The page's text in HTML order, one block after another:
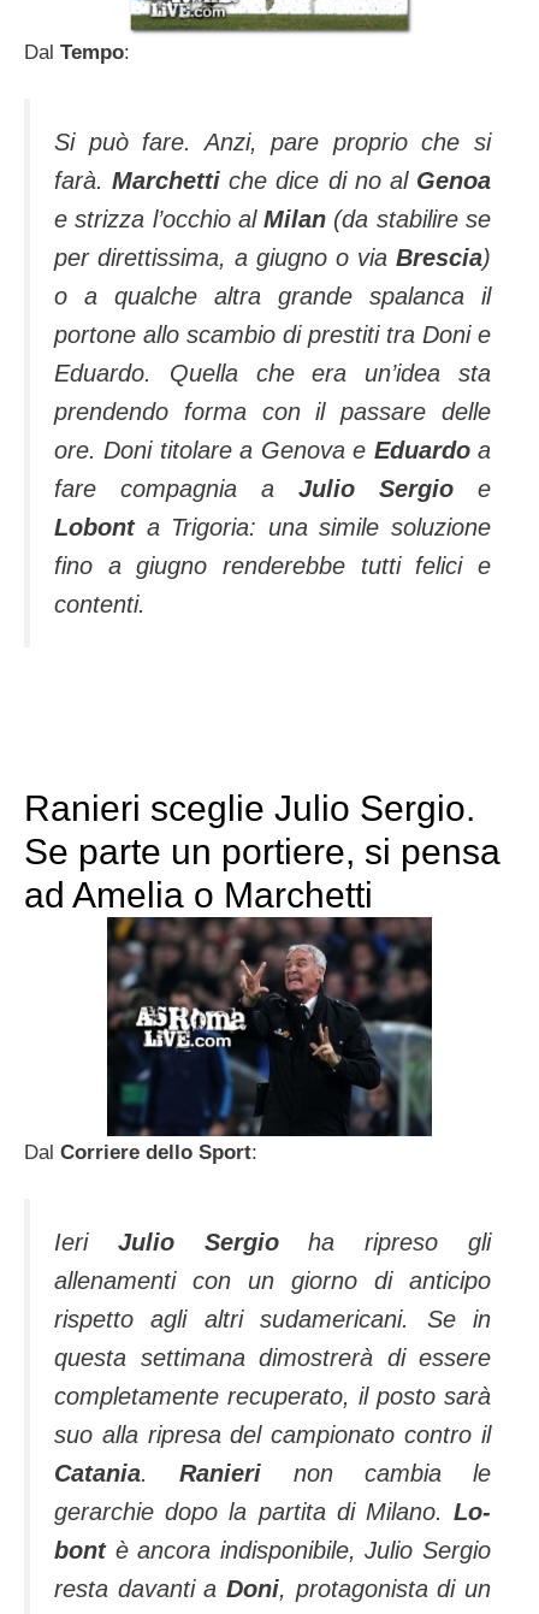
Dal Tempo:
Si può fare. Anzi, pare proprio che si
farà.Marchettiche dice di no al Genoa
e strizza l’occhio alMilan (da stabilire se
per direttissima, a giugno o via Brescia)
o a qualche altra grande spalanca il
portone allo scambio di prestiti tra Doni e
Eduardo. Quella che era un’idea sta
prendendo forma con il passare delle
ore. Doni titolare a Genova e Eduardoa
fare compagnia a Julio Sergio e
Lobont a Trigoria: una simile soluzione
fino a giugno renderebbe tutti felici e
contenti.
Ranieri sceglie Julio Sergio.
Se parte un portiere, si pensa
ad Amelia o Marchetti
Dal Corriere dello Sport:
Ieri Julio Sergioha ripreso gli
allenamenti con un giorno di anticipo
rispetto agli altri sudame­ricani. Se in
questa setti­mana dimostrerà di essere
completamente recupera­to, il posto sarà
suo alla ri­presa del campionato con­tro il
Catania.Ranieri non cambia le
gerarchie dopo la partita di Milano. Lo­
bont è ancora indisponibi­le, Julio Sergio
resta da­vanti a Doni, protagonista di un